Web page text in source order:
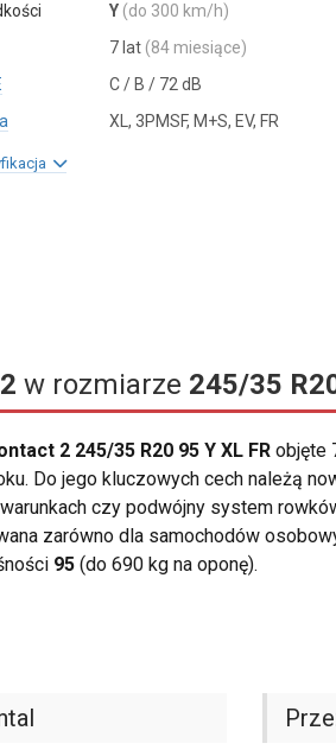
Y (do 300 km/h)
7 lat (84 miesiące)
C / B / 72 dB
XL, 3PMSF, M+S, EV, FR
w rozmiarze 245/35
2 245/35 R20 95 Y XL FR objęte
Do jego kluczowych cech należą
czy podwójny system
zarówno dla samochodów
95 (do 690 kg na oponę).